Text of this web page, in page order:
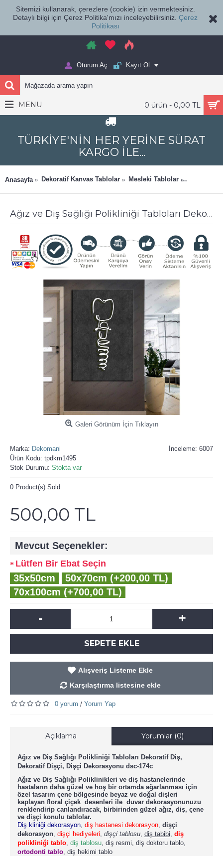
Sitemizi kullanarak, çerezlere (cookie) izin vermektesiniz.
Detaylı bilgi için Çerez Politika'mızı inceleyebilirsiniz. Çerez
Politikası
Oturum Aç Kayıt Ol
0 ürün - 0,00 TL
MENU
TÜRKİYE'NİN HER YERİNE SÜRAT
KARGO İLE...
Anasayfa Dekoratif Kanvas Tablolar Mesleki Tablolar
Ağız ve Diş Sağlığı Polikliniği Tabloları Dekoratif Diş, Dekoratif Dişçi, Dişçi Dekorasyonu dsc-174c
Galeri Görünüm İçin Tıklayın
İnceleme: 6007
Marka: Dekomani
Ürün Kodu: tpdkm1495
Stok Durumu: Stokta var
0 Product(s) Sold
500,00 TL
Mevcut Seçenekler:
Lütfen Bir Ebat Seçin
35x50cm
50x70cm (+200,00 TL)
70x100cm (+700,00 TL)
- +
SEPETE EKLE
Alışveriş Listeme Ekle
Karşılaştırma listesine ekle
0 yorum / Yorum Yap
Açıklama Yorumlar (0)
Ağız ve Diş Sağlığı Polikliniği Tabloları Dekoratif Diş,
Dekoratif Dişçi, Dişçi Dekorasyonu dsc-174c
Ağız ve Diş Sağlığı Poliklinikleri ve diş hastanelerinde
hastaların daha güzel ve hoş bir ortamda ağarlanması için
özel tasarım çene bölgesinde beyaz ve doğal dişleri
kaplayan floral çiçek desenleri ile duvar dekorasyonunuzu
renklendirip canlandıracak, birbirinden güzel ağız, diş, çene
ve dişçi konulu tablolar.
Diş kliniği dekorasyon, diş hastanesi dekorasyon, dişçi
dekorasyon, dişçi hediyeleri, dişçi tablosu, diş tabibi, diş
polikliniği tablo, diş tablosu, diş resmi, diş doktoru tablo,
ortodonti tablo, diş hekimi tablo